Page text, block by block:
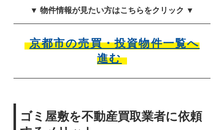
▼ 物件情報が見たい方はこちらをクリック ▼
京都市の売買・投資物件一覧へ
進む
ゴミ屋敷を不動産買取業者に依頼